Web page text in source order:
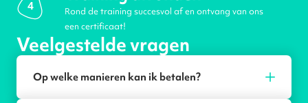
4
Rond de training succesvol af en ontvang van ons
een certificaat!
Veelgestelde vragen
Op welke manieren kan ik betalen?